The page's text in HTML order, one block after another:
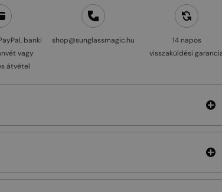
banki
vagy
átvétel
shop@sunglassmagic.hu
14 napos
visszaküldési